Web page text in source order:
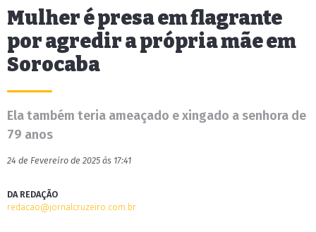
Mulher é presa em flagrante
por agredir a própria mãe em
Sorocaba
Ela também teria ameaçado e xingado a senhora de
79 anos
24 de Fevereiro de 2025 às 17:41
DA REDAÇÃO
redacao@jornalcruzeiro.com.br